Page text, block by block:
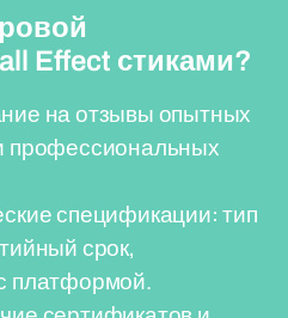
Effect стиками?
на отзывы опытных
профессиональных
спецификации: тип
срок,
платформой.